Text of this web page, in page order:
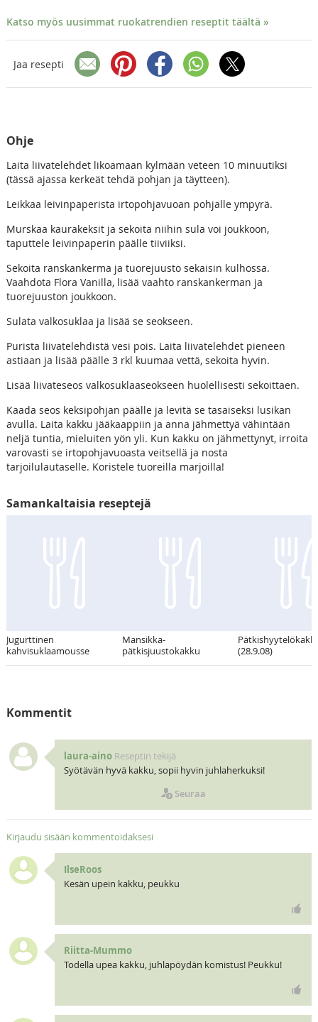
Katso myös uusimmat ruokatrendien reseptit täältä »
Jaa resepti
Ohje
Laita liivatelehdet likoamaan kylmään veteen 10 minuutiksi
(tässä ajassa kerkeät tehdä pohjan ja täytteen).
Leikkaa leivinpaperista irtopohjavuoan pohjalle ympyrä.
Murskaa kaurakeksit ja sekoita niihin sula voi joukkoon,
taputtele leivinpaperin päälle tiiviiksi.
Sekoita ranskankerma ja tuorejuusto sekaisin kulhossa.
Vaahdota Flora Vanilla, lisää vaahto ranskankerman ja
tuorejuuston joukkoon.
Sulata valkosuklaa ja lisää se seokseen.
Purista liivatelehdistä vesi pois. Laita liivatelehdet pieneen
astiaan ja lisää päälle 3 rkl kuumaa vettä, sekoita hyvin.
Lisää liivateseos valkosuklaaseokseen huolellisesti sekoittaen.
Kaada seos keksipohjan päälle ja levitä se tasaiseksi lusikan
avulla. Laita kakku jääkaappiin ja anna jähmettyä vähintään
neljä tuntia, mieluiten yön yli. Kun kakku on jähmettynyt, irroita
varovasti se irtopohjavuoasta veitsellä ja nosta
tarjoilulautaselle. Koristele tuoreilla marjoilla!
Samankaltaisia reseptejä
Jugurttinen
kahvisuklaamousse
Mansikka-
pätkisjuustokakku
(28.9.08)
Kommentit
laura-aino Reseptin tekijä
Syötävän hyvä kakku, sopii hyvin juhlaherkuksi!
Seuraa
Kirjaudu sisään kommentoidaksesi
IlseRoos
Kesän upein kakku, peukku
Riitta-Mummo
Todella upea kakku, juhlapöydän komistus! Peukku!